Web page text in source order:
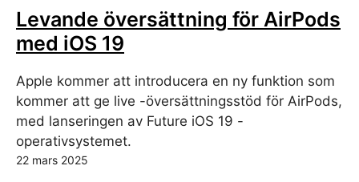
Levande översättning för AirPods
med iOS 19
Apple kommer att introducera en ny funktion som
kommer att ge live -översättningsstöd för AirPods,
med lanseringen av Future iOS 19 -
operativsystemet.
22 mars 2025